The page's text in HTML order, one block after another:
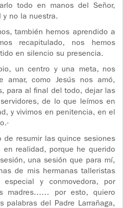
todo en manos del Señor,
y no la nuestra.
también hemos aprendido a
recapitulado, nos hemos
en silencio su presencia.
un centro y una meta, nos
amar, como Jesús nos amó,
para al final del todo, dejar las
de lo que leímos en
y vivimos en penitencia, en el
de resumir las quince sesiones
en realidad, porque he querido
una sesión que para mí,
de mis hermanas talleristas
y conmovedora, por
madres…… por esto, quiero
palabras del Padre Larrañaga,